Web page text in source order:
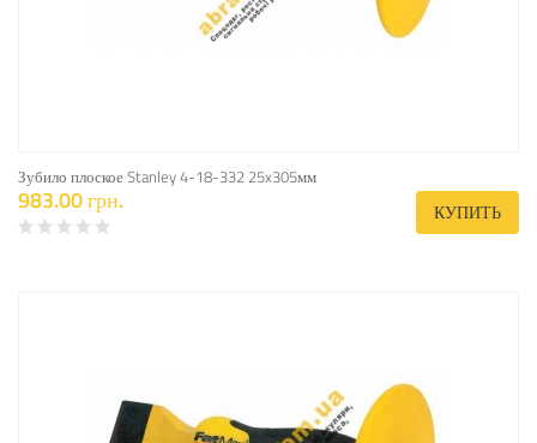
Зубило плоское Stanley 4-18-332 25x305мм
983.00 грн. КУПИТЬ